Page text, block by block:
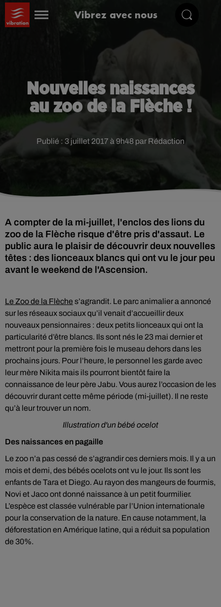
Vibrez avec nous
Nouvelles naissances
au zoo de la Flèche !
Publié : 3 juillet 2017 à 9h48 par Rédaction
A compter de la mi-juillet, l'enclos des lions du
zoo de la Flèche risque d'être pris d'assaut. Le
public aura le plaisir de découvrir deux nouvelles
têtes : des lionceaux blancs qui ont vu le jour peu
avant le weekend de l'Ascension.
Le Zoo de la Flèche s’agrandit. Le parc animalier a annoncé
sur les réseaux sociaux qu’il venait d’accueillir deux
nouveaux pensionnaires : deux petits lionceaux qui ont la
particularité d’être blancs. Ils sont nés le 23 mai dernier et
mettront pour la première fois le museau dehors dans les
prochains jours. Pour l’heure, le personnel les garde avec
leur mère Nikita mais ils pourront bientôt faire la
connaissance de leur père Jabu. Vous aurez l’occasion de les
découvrir durant cette même période (mi-juillet). Il ne reste
qu’à leur trouver un nom.
Illustration d'un bébé ocelot
Des naissances en pagaille
Le zoo n’a pas cessé de s’agrandir ces derniers mois. Il y a un
mois et demi, des bébés ocelots ont vu le jour. Ils sont les
enfants de Tara et Diego. Au rayon des mangeurs de fourmis,
Novi et Jaco ont donné naissance à un petit fourmilier.
L’espèce est classée vulnérable par l’Union internationale
pour la conservation de la nature. En cause notamment, la
déforestation en Amérique latine, qui a réduit sa population
de 30%.